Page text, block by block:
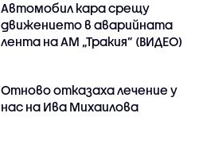
Автомобил кара срещу
движението в аварийната
лента на АМ „Тракия” (ВИДЕО)
Отново отказаха лечение у
нас на Ива Михаилова